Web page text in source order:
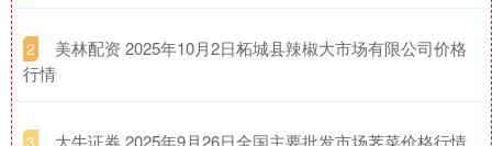
2
​美林配资 2025年10月2日柘城县辣椒大市场有限公司价格
行情
3 ​大牛证券 2025年9月26日全国主要批发市场荠菜价格行情